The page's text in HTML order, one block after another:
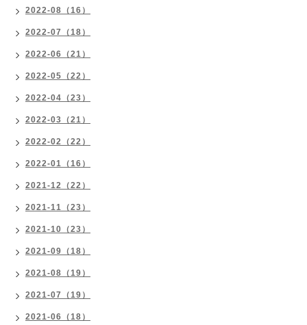
2022-08（16）
2022-07（18）
2022-06（21）
2022-05（22）
2022-04（23）
2022-03（21）
2022-02（22）
2022-01（16）
2021-12（22）
2021-11（23）
2021-10（23）
2021-09（18）
2021-08（19）
2021-07（19）
2021-06（18）